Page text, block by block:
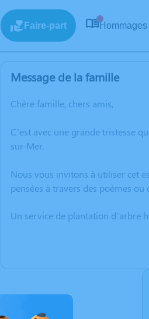
Faire-part Hommages
Message de la famille
Chère famille, chers amis,
C’est avec une grande tristesse
sur-Mer.
Nous vous invitons à utiliser cet
pensées à travers des poèmes
Un service de plantation d’arbre